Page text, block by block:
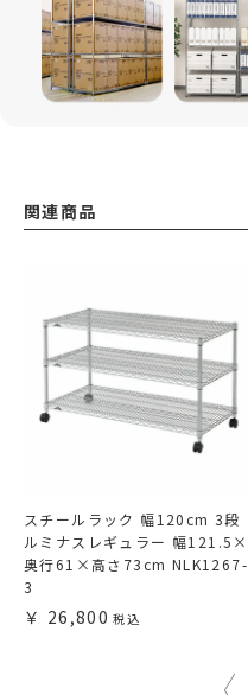
関連商品
スチールラック 幅120cm 3段
ルミナスレギュラー 幅121.5×
奥行61×高さ73cm NLK1267-
3
26,800